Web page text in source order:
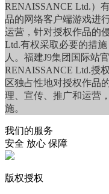
RENAISSANCE Ltd.）
品的网络客户端游戏进
运营，针对授权作品的
Ltd.有权采取必要的措
人。福建J9集团国际站
RENAISSANCE Ltd.授
区独占性地对授权作品
理、宣传、推广和运营
施。
我们的服务
安全 放心 保障
版权授权